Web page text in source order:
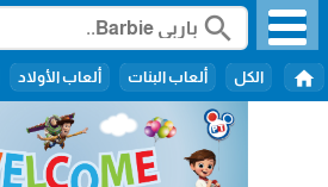
search
home الكل ألعاب البنات ألعاب الأولاد